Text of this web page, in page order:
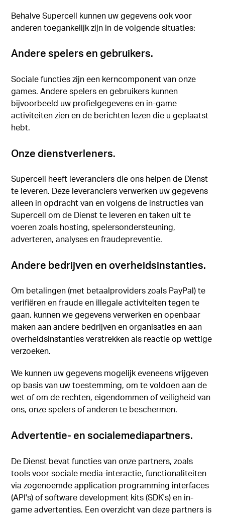
Behalve Supercell kunnen uw gegevens ook voor
anderen toegankelijk zijn in de volgende situaties:
Andere spelers en gebruikers.
Sociale functies zijn een kerncomponent van onze
games. Andere spelers en gebruikers kunnen
bijvoorbeeld uw profielgegevens en in-game
activiteiten zien en de berichten lezen die u geplaatst
hebt.
Onze dienstverleners.
Supercell heeft leveranciers die ons helpen de Dienst
te leveren. Deze leveranciers verwerken uw gegevens
alleen in opdracht van en volgens de instructies van
Supercell om de Dienst te leveren en taken uit te
voeren zoals hosting, spelersondersteuning,
adverteren, analyses en fraudepreventie.
Andere bedrijven en overheidsinstanties.
Om betalingen (met betaalproviders zoals PayPal) te
verifiëren en fraude en illegale activiteiten tegen te
gaan, kunnen we gegevens verwerken en openbaar
maken aan andere bedrijven en organisaties en aan
overheidsinstanties verstrekken als reactie op wettige
verzoeken.
We kunnen uw gegevens mogelijk eveneens vrijgeven
op basis van uw toestemming, om te voldoen aan de
wet of om de rechten, eigendommen of veiligheid van
ons, onze spelers of anderen te beschermen.
Advertentie- en socialemediapartners.
De Dienst bevat functies van onze partners, zoals
tools voor sociale media-interactie, functionaliteiten
via zogenoemde application programming interfaces
(API's) of software development kits (SDK's) en in-
game advertenties. Een overzicht van deze partners is